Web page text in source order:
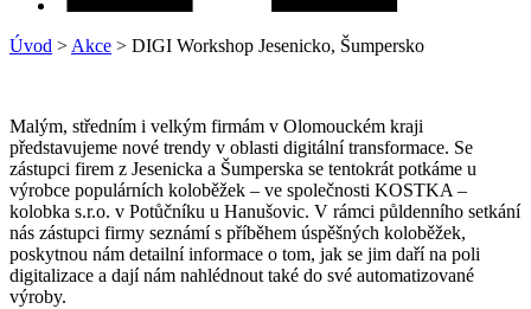
Úvod > Akce > DIGI Workshop Jesenicko, Šumpersko
Malým, středním i velkým firmám v Olomouckém kraji
představujeme nové trendy v oblasti digitální transformace. Se
zástupci firem z Jesenicka a Šumperska se tentokrát potkáme u
výrobce populárních koloběžek – ve společnosti KOSTKA –
kolobka s.r.o. v Potůčníku u Hanušovic. V rámci půldenního setkání
nás zástupci firmy seznámí s příběhem úspěšných koloběžek,
poskytnou nám detailní informace o tom, jak se jim daří na poli
digitalizace a dají nám nahlédnout také do své automatizované
výroby.